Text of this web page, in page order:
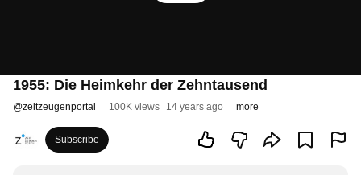
1955: Die Heimkehr der Zehntausend
@zeitzeugenportal 100K views 14 years ago more
Subscribe